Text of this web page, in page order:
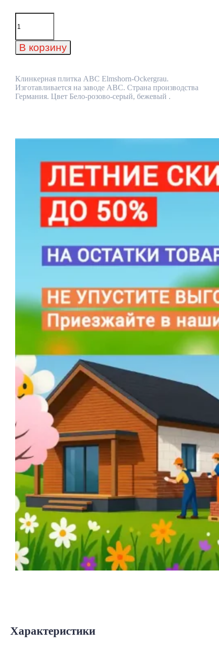
Количество
товара
плитка
ABC
В корзину
Клинкерная плитка ABC Elmshorn-Ockergrau.
Изготавливается на заводе ABC. Страна производства
Германия. Цвет Бело-розово-серый, бежевый .
Характеристики